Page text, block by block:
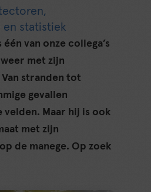
en statistiek
van onze collega’s
met zijn
stranden tot
gevallen
velden. Maar hij is ook
met zijn
de manege. Op zoek